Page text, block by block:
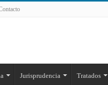
Jurisprudencia Tratados